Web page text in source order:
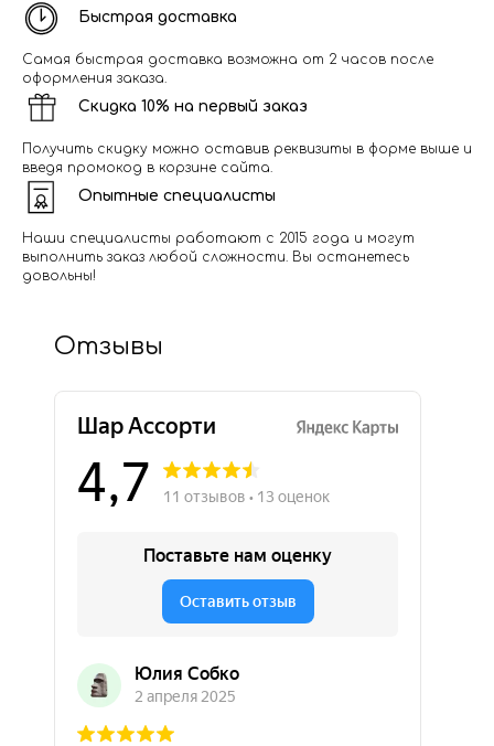
Быстрая доставка
Самая быстрая доставка возможна от 2 часов после
оформления заказа.
Скидка 10% на первый заказ
Получить скидку можно оставив реквизиты в форме выше и
введя промокод в корзине сайта.
Опытные специалисты
Наши специалисты работают с 2015 года и могут
выполнить заказ любой сложности. Вы останетесь
довольны!
Отзывы